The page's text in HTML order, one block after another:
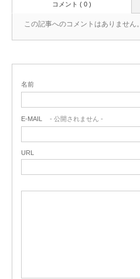
コメント ( 0 )
この記事へのコメントはありません。
名前
E-MAIL - 公開されません -
URL